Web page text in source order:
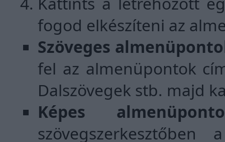
fogod elkészíteni az
Szöveges
fel az almenüpontok
Dalszövegek stb. majd
Képes